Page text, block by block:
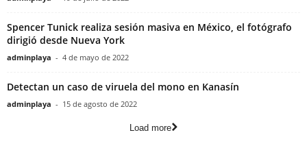
Spencer Tunick realiza sesión masiva en México, el fotógrafo
dirigió desde Nueva York
adminplaya - 4 de mayo de 2022
Detectan un caso de viruela del mono en Kanasín
adminplaya - 15 de agosto de 2022
Load more